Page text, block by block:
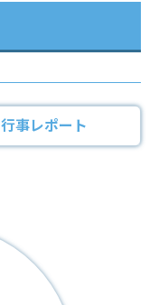
行事レポート